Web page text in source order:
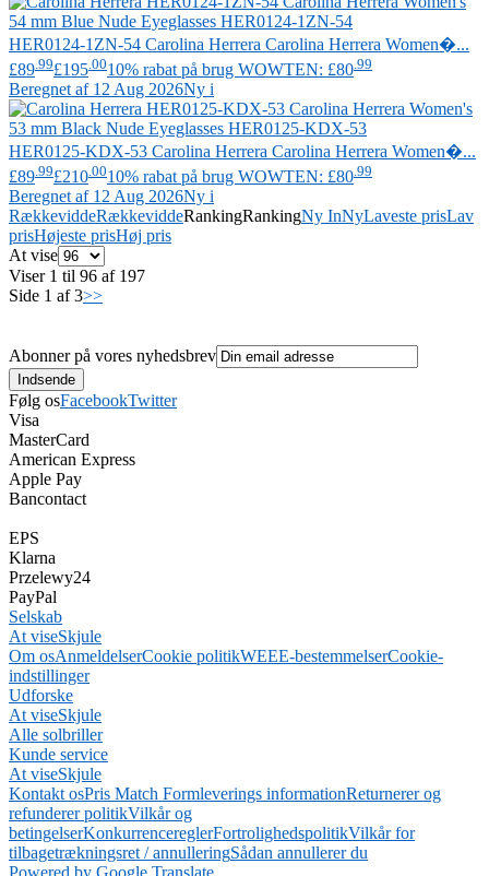
HER0124-1ZN-54 Carolina Herrera Carolina Herrera Women�...
£89 .99£195 .0010% rabat på brug WOWTEN: £80 .99
Beregnet af 12 Aug 2026Ny i
HER0125-KDX-53 Carolina Herrera Carolina Herrera Women�...
£89.99£210.0010% rabat på brug WOWTEN: £80.99
Beregnet af 12 Aug 2026Ny i
RækkeviddeRækkeviddeRankingRankingNy InNyLaveste prisLav
prisHøjeste prisHøj pris
At vise
Viser 1 til 96 af 197
Side 1 af 3>>
Abonner på vores nyhedsbrev
Følg osFacebookTwitter
Visa
MasterCard
American Express
Apple Pay
Bancontact
EPS
Klarna
Przelewy24
PayPal
Selskab
At viseSkjule
Om osAnmeldelserCookie politikWEEE-bestemmelserCookie-
indstillinger
Udforske
At viseSkjule
Alle solbriller
Kunde service
At viseSkjule
Kontakt osPris Match Formleverings informationReturnerer og
refunderer politikVilkår og
betingelserKonkurrencereglerFortrolighedspolitikVilkår for
tilbagetrækningsret / annulleringSådan annullerer du